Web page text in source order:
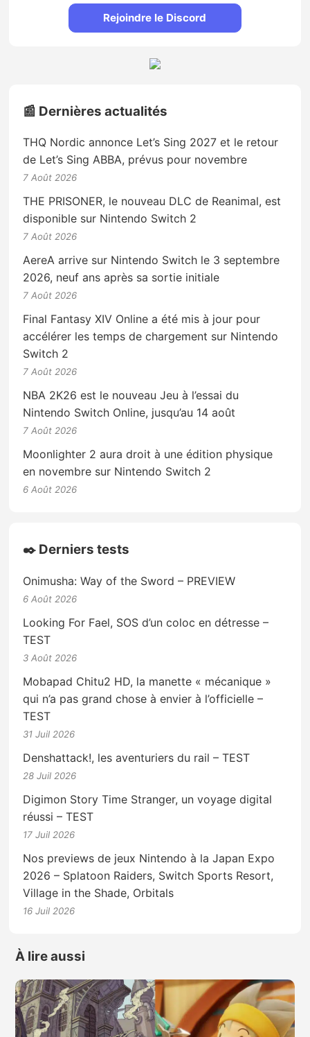
Rejoindre le Discord
📰 Dernières actualités
THQ Nordic annonce Let’s Sing 2027 et le retour
de Let’s Sing ABBA, prévus pour novembre
7 Août 2026
THE PRISONER, le nouveau DLC de Reanimal, est
disponible sur Nintendo Switch 2
7 Août 2026
AereA arrive sur Nintendo Switch le 3 septembre
2026, neuf ans après sa sortie initiale
7 Août 2026
Final Fantasy XIV Online a été mis à jour pour
accélérer les temps de chargement sur Nintendo
Switch 2
7 Août 2026
NBA 2K26 est le nouveau Jeu à l’essai du
Nintendo Switch Online, jusqu’au 14 août
7 Août 2026
Moonlighter 2 aura droit à une édition physique
en novembre sur Nintendo Switch 2
6 Août 2026
✒️ Derniers tests
Onimusha: Way of the Sword – PREVIEW
6 Août 2026
Looking For Fael, SOS d’un coloc en détresse –
TEST
3 Août 2026
Mobapad Chitu2 HD, la manette « mécanique »
qui n’a pas grand chose à envier à l’officielle –
TEST
31 Juil 2026
Denshattack!, les aventuriers du rail – TEST
28 Juil 2026
Digimon Story Time Stranger, un voyage digital
réussi – TEST
17 Juil 2026
Nos previews de jeux Nintendo à la Japan Expo
2026 – Splatoon Raiders, Switch Sports Resort,
Village in the Shade, Orbitals
16 Juil 2026
À lire aussi